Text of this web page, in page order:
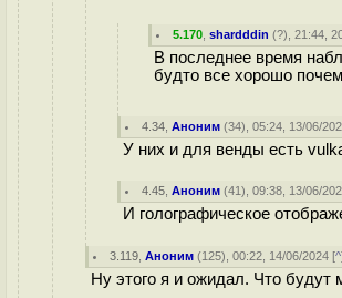
5.170 ,shardddin (?), 21:44,
В последнее время
будто все хорошо
4.34 ,Аноним (34), 05:24, 13/06/
У них и для венды есть
4.45 ,Аноним (41), 09:38, 13/06/
И голографическое
3.119 ,Аноним (125), 00:22, 14/06/2024 [^
Ну этого я и ожидал. Что